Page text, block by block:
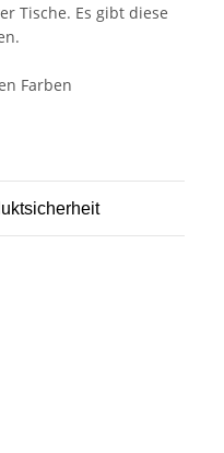
Tische. Es gibt diese
Farben